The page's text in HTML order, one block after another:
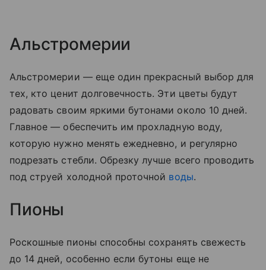
Альстромерии
Альстромерии — еще один прекрасный выбор для
тех, кто ценит долговечность. Эти цветы будут
радовать своим яркими бутонами около 10 дней.
Главное — обеспечить им прохладную воду,
которую нужно менять ежедневно, и регулярно
подрезать стебли. Обрезку лучше всего проводить
под струей холодной проточной воды.
Пионы
Роскошные пионы способны сохранять свежесть
до 14 дней, особенно если бутоны еще не